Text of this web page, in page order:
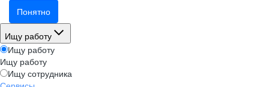
Понятно
Ищу работу
Ищу работу
Ищу работу
Ищу сотрудника